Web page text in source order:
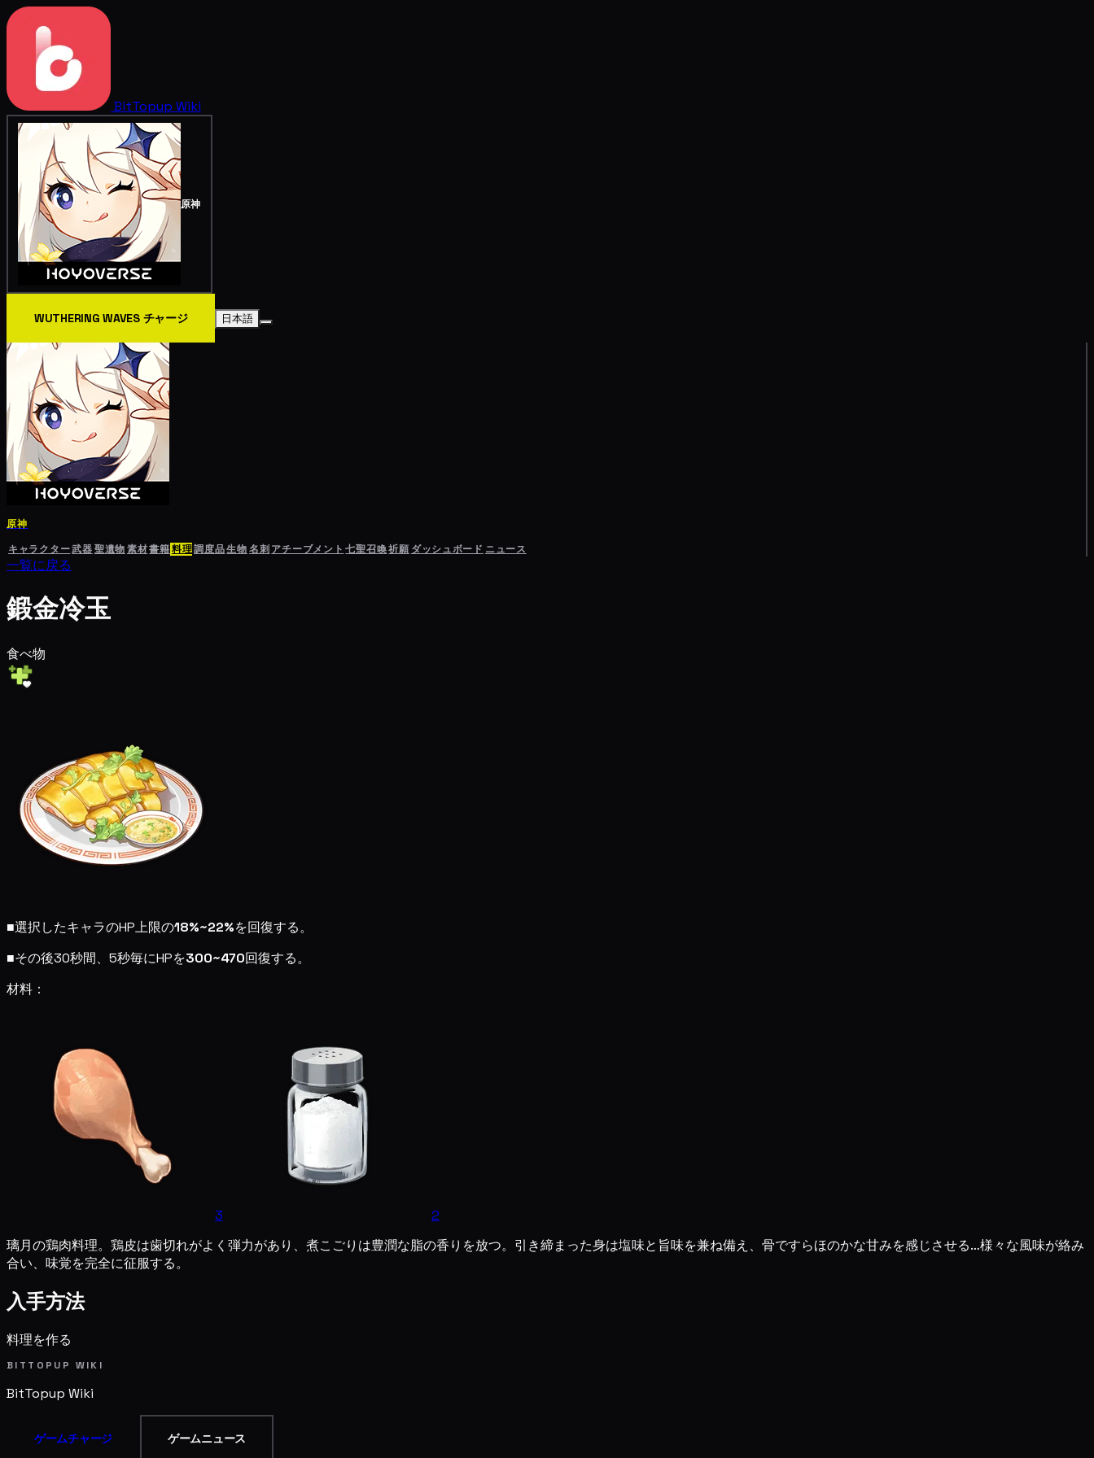
BitTopup Wiki
原神
WUTHERING WAVES チャージ 日本語
原神
キャラクター武器聖遺物素材書籍料理調度品生物名刺 アチーブメント 七聖召喚祈願 ダッシュボード ニュース
一覧に戻る
鍛金冷玉
食べ物
■選択したキャラのHP上限の18%~22%を回復する。
■その後30秒間、5秒毎にHPを300~470回復する。
材料：
3
2
璃月の鶏肉料理。鶏皮は歯切れがよく弾力があり、煮こごりは豊潤な脂の香りを放つ。引き締まった身は塩味と旨味を兼ね備え、骨ですらほのかな甘みを感じさせる…様々な風味が絡み
合い、味覚を完全に征服する。
入手方法
料理を作る
BITTOPUP WIKI
BitTopup Wiki
ゲームチャージ ゲームニュース